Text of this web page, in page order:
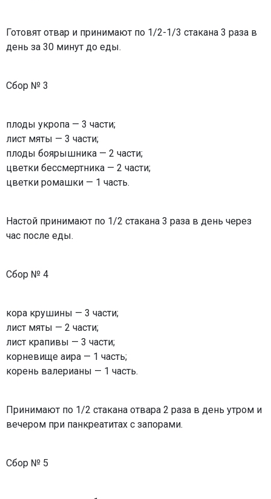
Готовят отвар и принимают по 1/2-1/3 стакана 3 раза в
день за 30 минут до еды.
Сбор № 3
плоды укропа — 3 части;
лист мяты — 3 части;
плоды боярышника — 2 части;
цветки бессмертника — 2 части;
цветки ромашки — 1 часть.
Настой принимают по 1/2 стакана 3 раза в день через
час после еды.
Сбор № 4
кора крушины — 3 части;
лист мяты — 2 части;
лист крапивы — 3 части;
корневище аира — 1 часть;
корень валерианы — 1 часть.
Принимают по 1/2 стакана отвара 2 раза в день утром и
вечером при панкреатитах с запорами.
Сбор № 5